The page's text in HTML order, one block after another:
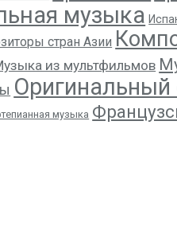
музыка
стран Азии
из мультфильмов
Оригинальный
музыка